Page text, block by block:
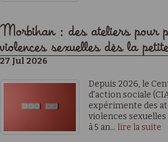
Morbihan : des ateliers pour
violences sexuelles dès la
27 Jul 2026
Depuis 2026, le
d'action sociale
expérimente des
violences
à 5 an... lire la suite